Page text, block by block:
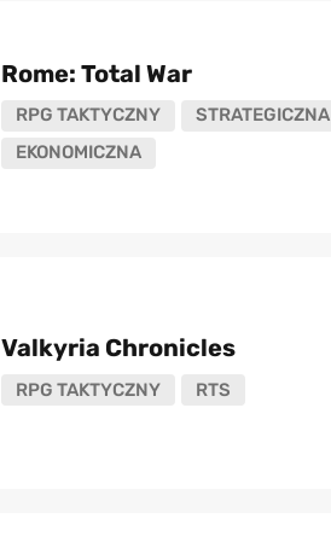
Rome: Total War
RPG TAKTYCZNY STRATEGICZNA
EKONOMICZNA
Valkyria Chronicles
RPG TAKTYCZNY RTS